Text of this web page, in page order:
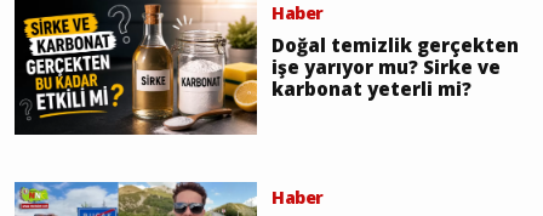
Haber
Doğal temizlik gerçekten
işe yarıyor mu? Sirke ve
karbonat yeterli mi?
Haber